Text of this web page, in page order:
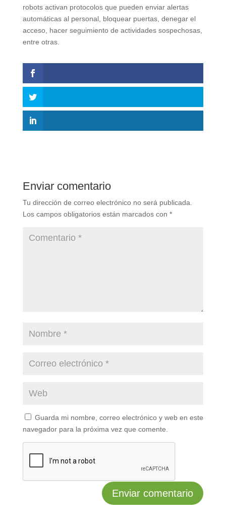
robots activan protocolos que pueden enviar alertas
automáticas al personal, bloquear puertas, denegar el
acceso, hacer seguimiento de actividades sospechosas,
entre otras.
Enviar comentario
Tu dirección de correo electrónico no será publicada.
Los campos obligatorios están marcados con *
Guarda mi nombre, correo electrónico y web en este
navegador para la próxima vez que comente.